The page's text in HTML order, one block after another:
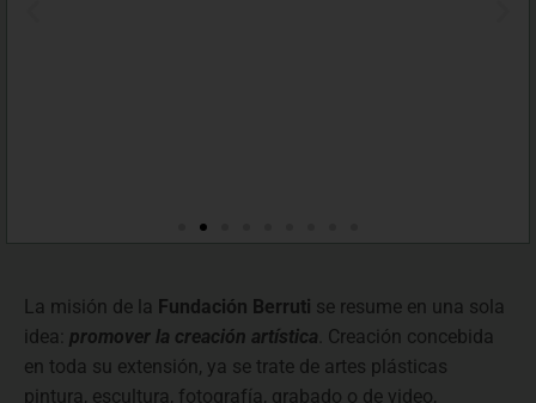
La misión de la Fundación Berruti se resume en una sola
idea: promover la creación artística . Creación concebida
en toda su extensión, ya se trate de artes plásticas
pintura, escultura, fotografía, grabado o de video,